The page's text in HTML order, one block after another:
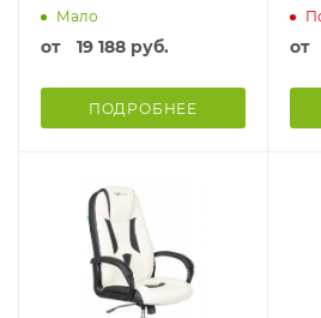
подголов. крестовина
Мало
от 19 188 руб.
ПОДРОБНЕЕ
от